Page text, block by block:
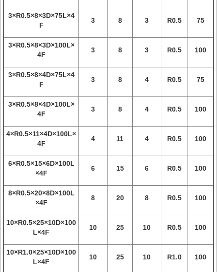
3×R0.5×8×3D×75L×4
F
3 8 3 R0.5 75
3×R0.5×8×3D×100L×
4F
3 8 3 R0.5 100
3×R0.5×8×4D×75L×4
F
3 8 4 R0.5 75
3×R0.5×8×4D×100L×
4F
3 8 4 R0.5 100
4×R0.5×11×4D×100L×
4F
4 11 4 R0.5 100
6×R0.5×15×6D×100L
×4F
6 15 6 R0.5 100
8×R0.5×20×8D×100L
×4F
8 20 8 R0.5 100
10×R0.5×25×10D×100
L×4F
10 25 10 R0.5 100
10×R1.0×25×10D×100
L×4F
10 25 10 R1.0 100